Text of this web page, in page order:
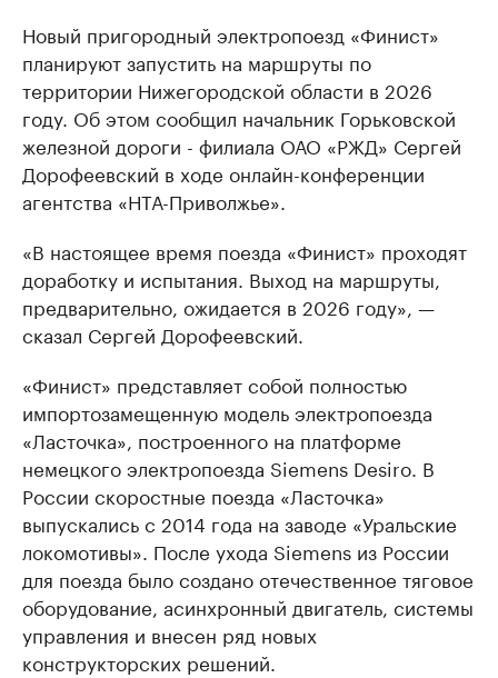
Новый пригородный электропоезд «Финист»
планируют запустить на маршруты по
территории Нижегородской области в 2026
году. Об этом сообщил начальник Горьковской
железной дороги - филиала ОАО «РЖД» Сергей
Дорофеевский в ходе онлайн-конференции
агентства «НТА-Приволжье».
«В настоящее время поезда «Финист» проходят
доработку и испытания. Выход на маршруты,
предварительно, ожидается в 2026 году», —
сказал Сергей Дорофеевский.
«Финист» представляет собой полностью
импортозамещенную модель электропоезда
«Ласточка», построенного на платформе
немецкого электропоезда Siemens Desiro. В
России скоростные поезда «Ласточка»
выпускались с 2014 года на заводе «Уральские
локомотивы». После ухода Siemens из России
для поезда было создано отечественное тяговое
оборудование, асинхронный двигатель, системы
управления и внесен ряд новых
конструкторских решений.